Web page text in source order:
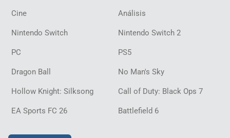
Cine Análisis
Nintendo Switch Nintendo Switch 2
PC PS5
Dragon Ball No Man's Sky
Hollow Knight: Silksong Call of Duty: Black Ops 7
EA Sports FC 26 Battlefield 6